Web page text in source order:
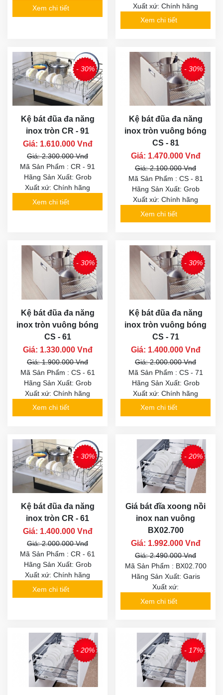
Xem chi tiết
Xuất xứ: Chính hãng
Xem chi tiết
- 30%
Kệ bát đũa đa năng
inox tròn CR - 91
Giá: 1.610.000 Vnđ
Giá: 2.300.000 Vnđ
Mã Sản Phẩm : CR - 91
Hãng Sản Xuất: Grob
Xuất xứ: Chính hãng
Xem chi tiết
- 30%
Kệ bát đũa đa năng
inox tròn vuông bóng
CS - 81
Giá: 1.470.000 Vnđ
Giá: 2.100.000 Vnđ
Mã Sản Phẩm : CS - 81
Hãng Sản Xuất: Grob
Xuất xứ: Chính hãng
Xem chi tiết
- 30%
Kệ bát đũa đa năng
inox tròn vuông bóng
CS - 61
Giá: 1.330.000 Vnđ
Giá: 1.900.000 Vnđ
Mã Sản Phẩm : CS - 61
Hãng Sản Xuất: Grob
Xuất xứ: Chính hãng
Xem chi tiết
- 30%
Kệ bát đũa đa năng
inox tròn vuông bóng
CS - 71
Giá: 1.400.000 Vnđ
Giá: 2.000.000 Vnđ
Mã Sản Phẩm : CS - 71
Hãng Sản Xuất: Grob
Xuất xứ: Chính hãng
Xem chi tiết
- 30%
Kệ bát đũa đa năng
inox tròn CR - 61
Giá: 1.400.000 Vnđ
Giá: 2.000.000 Vnđ
Mã Sản Phẩm : CR - 61
Hãng Sản Xuất: Grob
Xuất xứ: Chính hãng
Xem chi tiết
- 20%
Giá bát đĩa xoong nồi
inox nan vuông
BX02.700
Giá: 1.992.000 Vnđ
Giá: 2.490.000 Vnđ
Mã Sản Phẩm : BX02.700
Hãng Sản Xuất: Garis
Xuất xứ:
Xem chi tiết
- 20% - 17%